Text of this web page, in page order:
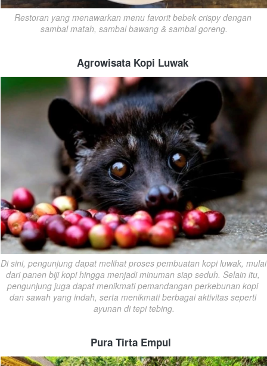
Restoran yang menawarkan menu favorit bebek crispy dengan
sambal matah, sambal bawang & sambal goreng.
Agrowisata Kopi Luwak
Di sini, pengunjung dapat melihat proses pembuatan kopi luwak, mulai
dari panen biji kopi hingga menjadi minuman siap seduh. Selain itu,
pengunjung juga dapat menikmati pemandangan perkebunan kopi
dan sawah yang indah, serta menikmati berbagai aktivitas seperti
ayunan di tepi tebing.
Pura Tirta Empul